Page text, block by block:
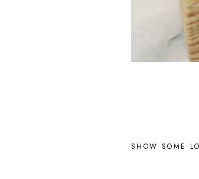
SHOW SOME